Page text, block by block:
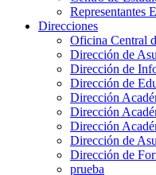
Representantes
Direcciones
Oficina Central
Dirección de
Dirección de
Dirección de
Dirección
Dirección
Dirección
Dirección de
Dirección de
prueba